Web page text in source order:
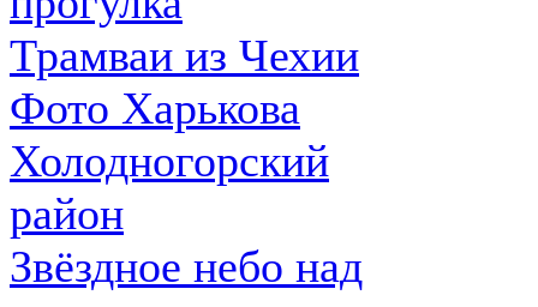
Трамваи из Чехии
Фото Харькова
Холодногорский
район
Звёздное небо над